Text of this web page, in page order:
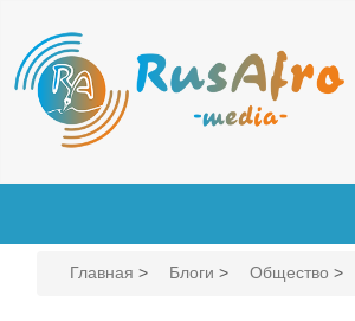
Главная > Блоги > Общество >